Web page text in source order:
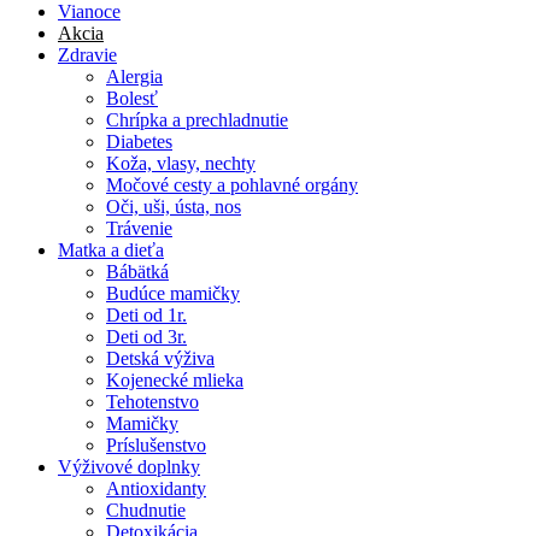
Vianoce
Akcia
Zdravie
Alergia
Bolesť
Chrípka a prechladnutie
Diabetes
Koža, vlasy, nechty
Močové cesty a pohlavné orgány
Oči, uši, ústa, nos
Trávenie
Matka a dieťa
Bábätká
Budúce mamičky
Deti od 1r.
Deti od 3r.
Detská výživa
Kojenecké mlieka
Tehotenstvo
Mamičky
Príslušenstvo
Výživové doplnky
Antioxidanty
Chudnutie
Detoxikácia